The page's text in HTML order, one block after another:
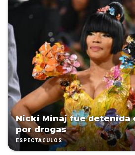
Nicki Minaj fue detenida
por drogas
ESPECTÁCULOS